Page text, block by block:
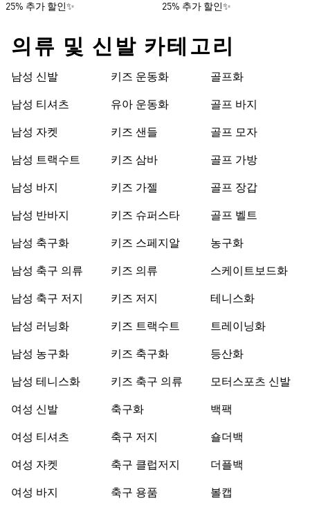
25% 추가 할인✨
25% 추가 할인✨
의류 및 신발 카테고리
남성 신발
남성 티셔츠
남성 자켓
남성 트랙수트
남성 바지
남성 반바지
남성 축구화
남성 축구 의류
남성 축구 저지
남성 러닝화
남성 농구화
남성 테니스화
여성 신발
여성 티셔츠
여성 자켓
여성 바지
키즈 운동화
유아 운동화
키즈 샌들
키즈 삼바
키즈 가젤
키즈 슈퍼스타
키즈 스페지알
키즈 의류
키즈 저지
키즈 트랙수트
키즈 축구화
키즈 축구 의류
축구화
축구 저지
축구 클럽저지
축구 용품
골프화
골프 바지
골프 모자
골프 가방
골프 장갑
골프 벨트
농구화
스케이트보드화
테니스화
트레이닝화
등산화
모터스포츠 신발
백팩
숄더백
더플백
볼캡